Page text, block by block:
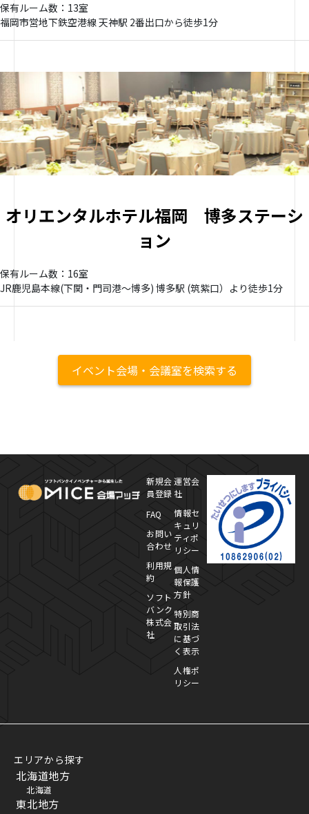
保有ルーム数：13室
福岡市営地下鉄空港線 天神駅 2番出口から徒歩1分
オリエンタルホテル福岡 博多ステーシ
ョン
保有ルーム数：16室
JR鹿児島本線(下関・門司港～博多) 博多駅 (筑紫口）より徒歩1分
イベント会場・会議室を検索する
MICE Platform
新規会
員登録
FAQ
お問い
合わせ
利用規
約
ソフト
バンク
株式会
社
運営会
社
情報セ
キュリ
ティポ
リシー
個人情
報保護
方針
特別商
取引法
に基づ
く表示
人権ポ
リシー
エリアから探す
北海道地方
北海道
東北地方